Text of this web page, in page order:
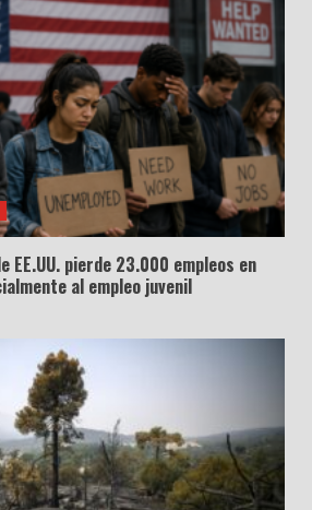
EE.UU. pierde 23.000 empleos en
al empleo juvenil